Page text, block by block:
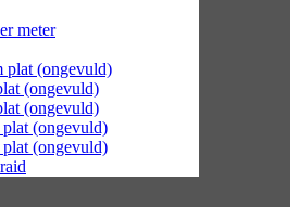
meter
plat (ongevuld)
(ongevuld)
(ongevuld)
plat (ongevuld)
plat (ongevuld)